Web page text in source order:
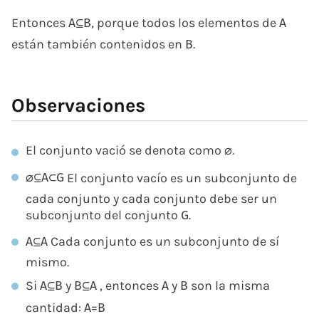
Entonces A⊆B, porque todos los elementos de A
están también contenidos en B.
Observaciones
El conjunto vació se denota como ⌀.
⌀⊆A⊂G El conjunto vacío es un subconjunto de
cada conjunto y cada conjunto debe ser un
subconjunto del conjunto G.
A⊆A Cada conjunto es un subconjunto de sí
mismo.
Si A⊆B y B⊆A , entonces A y B son la misma
cantidad: A= B